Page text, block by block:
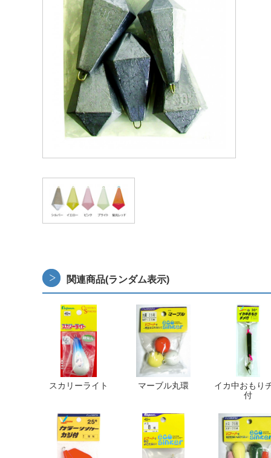
関連商品(ランダム表示)
スカリーライト マーブル丸環
イカ中おもり
付